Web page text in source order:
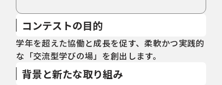
コンテストの目的
学年を超えた協働と成長を促す、柔軟かつ実践的
な「交流型学びの場」を創出します。
背景と新たな取り組み